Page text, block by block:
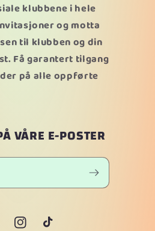
klubbene i hele
og motta
til klubben og din
Få garantert tilgang
på alle oppførte
VÅRE E-POSTER